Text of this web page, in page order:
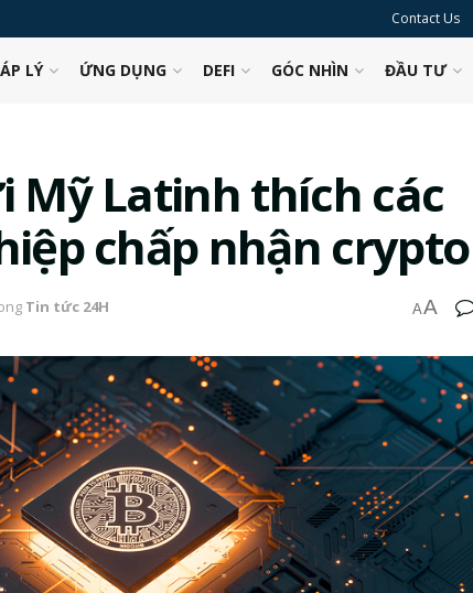
Contact Us
LÝ ỨNG DỤNG DEFI GÓC NHÌN ĐẦU TƯ
Mỹ Latinh thích các
chấp nhận crypto
Tin tức 24H AA